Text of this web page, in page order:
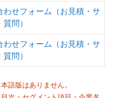
わせフォーム（お見積・サ
問）
わせフォーム（お見積・サ
問）
語版はありません。